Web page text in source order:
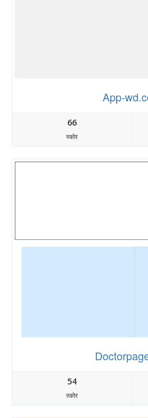
App-
66
स्कोर
54
स्कोर